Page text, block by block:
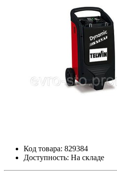
Код товара: 829384
Доступность: На складе